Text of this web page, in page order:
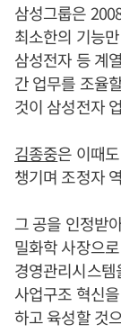
삼성그룹은
최소한의 기능
삼성전자 등 계
간 업무를 조율
것이 삼성전자
김종중은 이때
챙기며 조정자
그 공을 인정받
밀화학 사장으
경영관리시스
사업구조 혁신
하고 육성할 것